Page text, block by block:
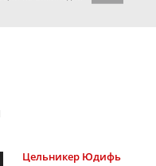
Цельникер Юдифь